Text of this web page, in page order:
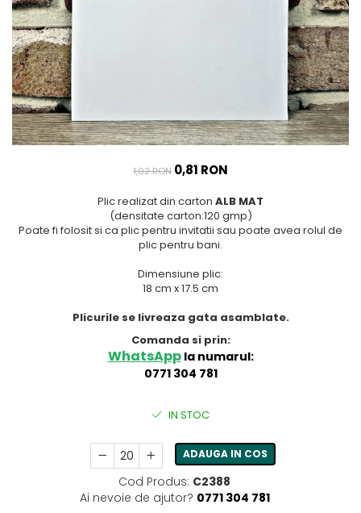
Meniuri & nr de BOTEZ
Plicuri si cartoane pentru
INVITATII
TAVA pentru MOT
Cruciulite de BOTEZ
Invitatii BANCHET
Pahare Miri & Nasi
Cocarde nunta
Inmormatare/pomana
Meniuri pentru NUNTA
Decoratiuni NUNTA
1,02 RON 0,81 RON
Plic realizat din carton ALB MAT
(densitate carton:120 gmp)
Poate fi folosit si ca plic pentru invitatii sau poate avea rolul de
plic pentru bani.
Dimensiune plic:
18 cm x 17.5 cm
Plicurile se livreaza gata asamblate.
Comanda si prin:
WhatsApp la numarul:
0771 304 781
IN STOC
ADAUGA IN COS
Cod Produs: C2388
Ai nevoie de ajutor? 0771 304 781